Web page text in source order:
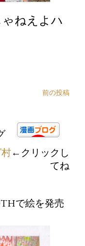
ゃねえよハ
前の投稿
←クリックし
てね
で絵を発売